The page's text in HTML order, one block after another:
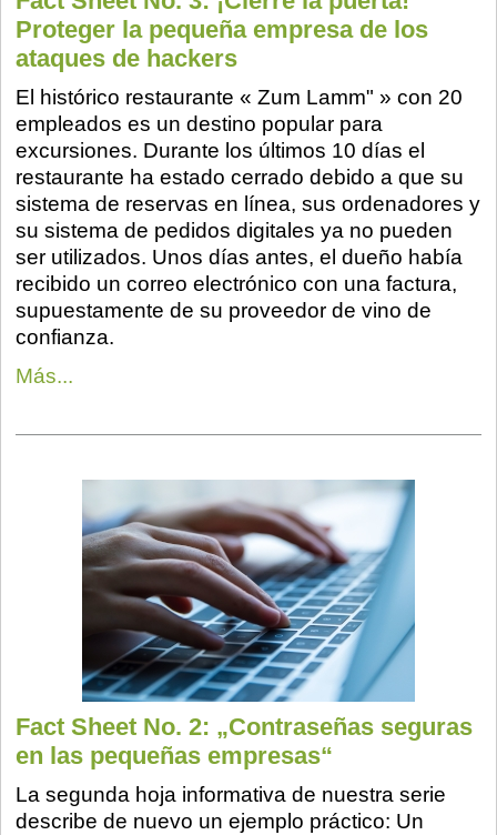
Proteger la pequeña empresa de los
ataques de hackers
El histórico restaurante « Zum Lamm" » con 20
empleados es un destino popular para
excursiones. Durante los últimos 10 días el
restaurante ha estado cerrado debido a que su
sistema de reservas en línea, sus ordenadores y
su sistema de pedidos digitales ya no pueden
ser utilizados. Unos días antes, el dueño había
recibido un correo electrónico con una factura,
supuestamente de su proveedor de vino de
confianza.
Más...
Fact Sheet No. 2: „Contraseñas seguras
en las pequeñas empresas“
La segunda hoja informativa de nuestra serie
describe de nuevo un ejemplo práctico: Un